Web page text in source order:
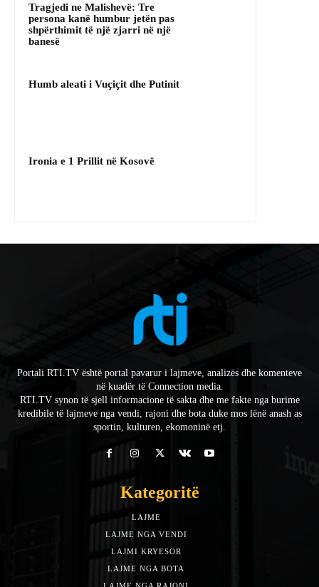
Tragjedi ne Malishevë: Tre
persona kanë humbur jetën pas
shpërthimit të një zjarri në një
banesë
Humb aleati i Vuçiçit dhe Putinit
Ironia e 1 Prillit në Kosovë
Portali RTI.TV është portal pavarur i lajmeve, analizës dhe komenteve
në kuadër të Connection media.
RTI.TV synon të sjell informacione të sakta dhe me fakte nga burime
kredibile të lajmeve nga vendi, rajoni dhe bota duke mos lënë anash as
sportin, kulturen, ekomoninë etj.
Kategoritë
LAJME
LAJME NGA VENDI
LAJMI KRYESOR
LAJME NGA BOTA
LAJME NGA RAJONI